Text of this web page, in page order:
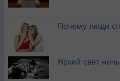
Почему люди
Яркий свет